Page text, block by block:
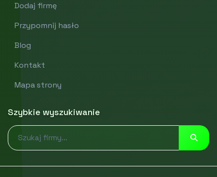
Dodaj firmę
Przypomnij hasło
Blog
Kontakt
Mapa strony
Szybkie wyszukiwanie